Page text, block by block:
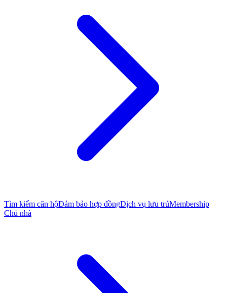
Tìm kiếm căn hộĐảm bảo hợp đồngDịch vụ lưu trúMembership
Chủ nhà